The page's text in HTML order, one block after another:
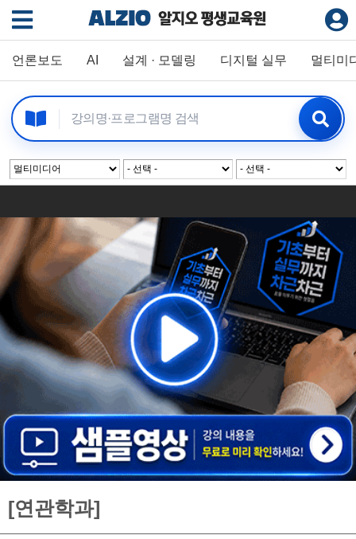
언론보도 AI 설계 · 모델링 디지털 실무 멀티미
[연관학과]